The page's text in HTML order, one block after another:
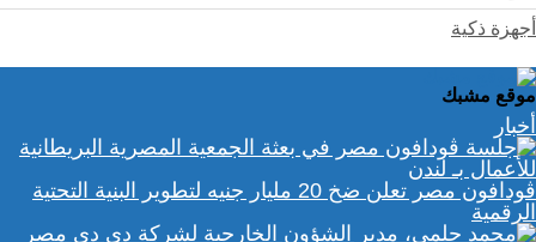
أجهزة ذكية
موقع مشبك
أخبار
ڤودافون مصر تعلن ضخ 20 مليار جنيه لتطوير البنية التحتية
الرقمية